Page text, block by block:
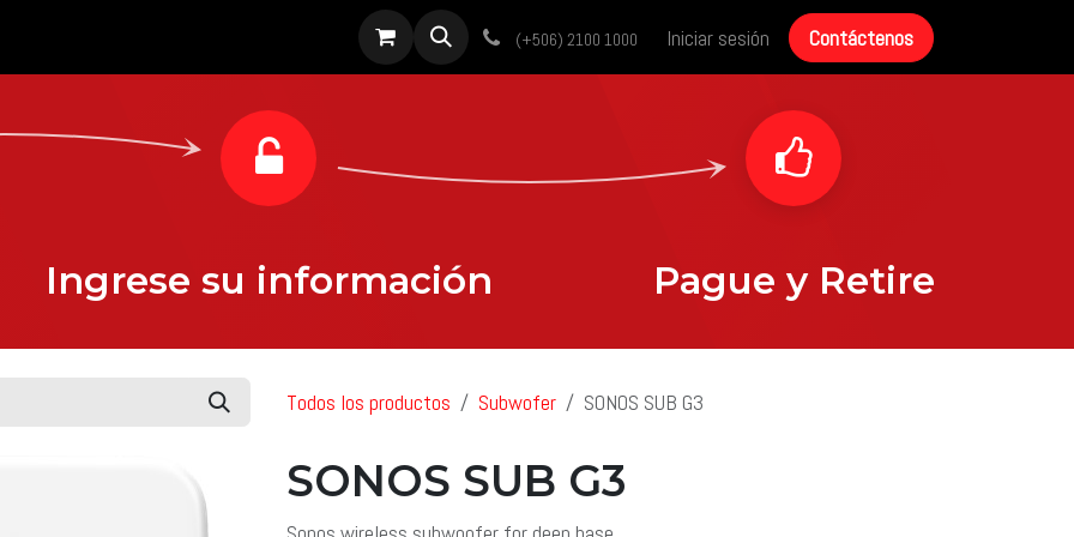
Sobre nosotros Noticias Historias de éxito Contáctenos
(+506) 2100 1000 Iniciar sesión Contáctenos
Ingrese su información Pague y Retire
Todos los productos Subwofer SONOS SUB G3
SONOS SUB G3